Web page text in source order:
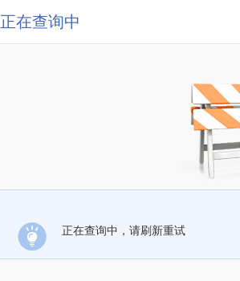
正在查询中
正在查询中，请刷新重试